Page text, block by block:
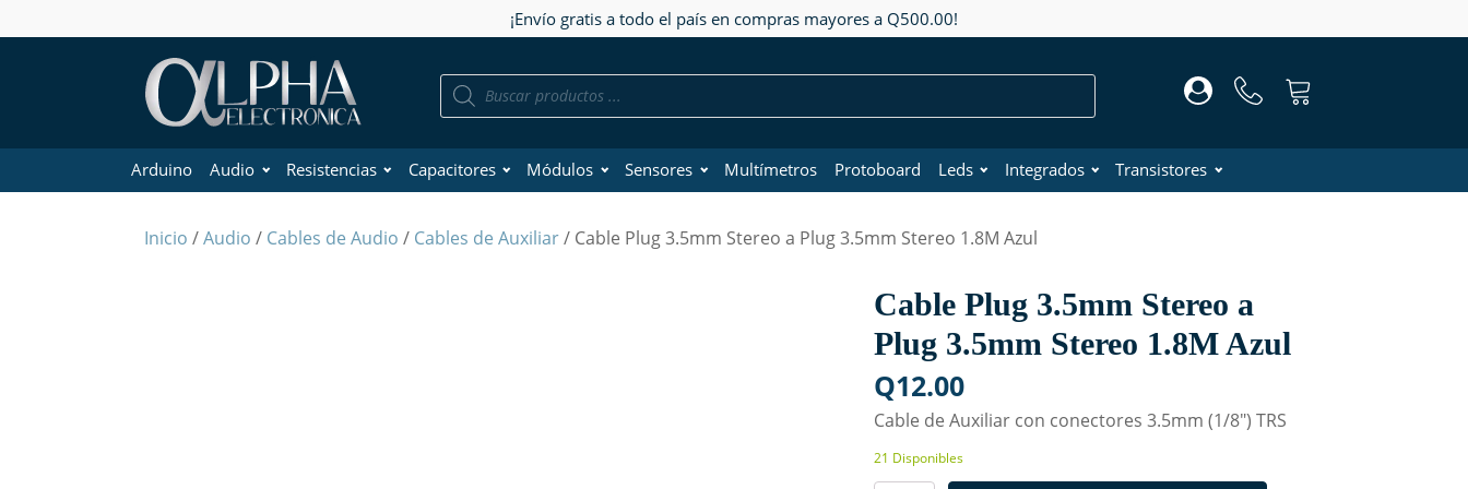
¡Envío gratis a todo el país en compras mayores a Q500.00!
Búsqueda
Arduino Audio Resistencias Capacitores Módulos Sensores Multímetros Protoboard Leds Integrados Transistores
Inicio /Audio / Cables de Audio / Cables de Auxiliar/ Cable Plug 3.5mm Stereo a Plug 3.5mm Stereo 1.8M Azul
Cable Plug 3.5mm Stereo a
Plug 3.5mm Stereo 1.8M Azul
Q12.00
Cable de Auxiliar con conectores 3.5mm (1/8") TRS
21 Disponibles